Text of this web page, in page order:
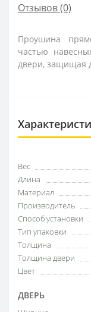
Отзывов (0)
Проушина
частью
двери, защищая
Вес
Длина
Материал
Производитель
Способ установки
Тип упаковки
Толщина
Толщина двери
Цвет
ДВЕРЬ